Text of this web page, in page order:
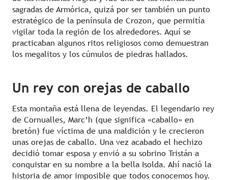
sagradas de Armórica, quizá por ser también un punto
estratégico de la península de Crozon, que permitía
vigilar toda la región de los alrededores. Aquí se
practicaban algunos ritos religiosos como demuestran
los megalitos y los cúmulos de piedras hallados.
Un rey con orejas de caballo
Esta montaña está llena de leyendas. El legendario rey
de Cornualles, Marc’h (que significa «caballo» en
bretón) fue víctima de una maldición y le crecieron
unas orejas de caballo. Una vez acabado el hechizo
decidió tomar esposa y envió a su sobrino Tristán a
conquistar en su nombre a la bella Isolda. Ahí nació la
historia de amor imposible que todos conocemos hoy.